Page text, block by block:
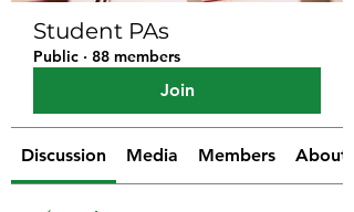
Student PAs
Public · 88 members
Join
Discussion Media Members About